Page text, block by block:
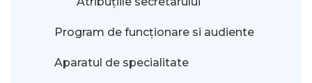
Program de funcționare si audiente
Aparatul de specialitate